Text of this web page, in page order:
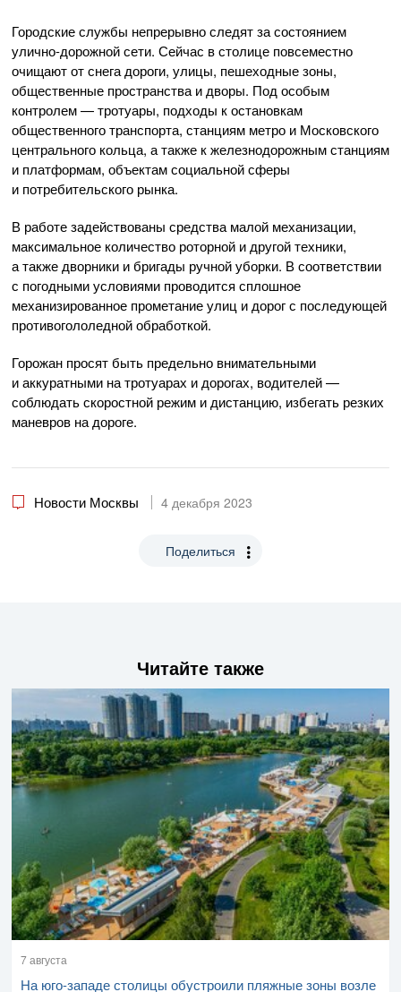
Городские службы непрерывно следят за состоянием
улично-дорожной сети. Сейчас в столице повсеместно
очищают от снега дороги, улицы, пешеходные зоны,
общественные пространства и дворы. Под особым
контролем — тротуары, подходы к остановкам
общественного транспорта, станциям метро и Московского
центрального кольца, а также к железнодорожным станциям
и платформам, объектам социальной сферы
и потребительского рынка.
В работе задействованы средства малой механизации,
максимальное количество роторной и другой техники,
а также дворники и бригады ручной уборки. В соответствии
с погодными условиями проводится сплошное
механизированное прометание улиц и дорог с последующей
противогололедной обработкой.
Горожан просят быть предельно внимательными
и аккуратными на тротуарах и дорогах, водителей —
соблюдать скоростной режим и дистанцию, избегать резких
маневров на дороге.
Новости Москвы 4 декабря 2023
Поделиться
Читайте также
7 августа
На юго-западе столицы обустроили пляжные зоны возле